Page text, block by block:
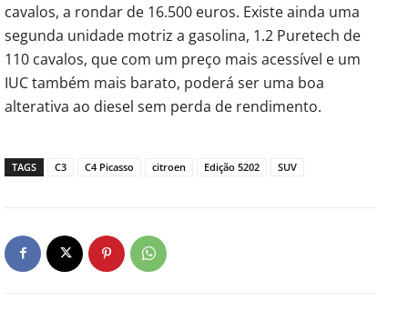
cavalos, a rondar de 16.500 euros. Existe ainda uma
segunda unidade motriz a gasolina, 1.2 Puretech de
110 cavalos, que com um preço mais acessível e um
IUC também mais barato, poderá ser uma boa
alterativa ao diesel sem perda de rendimento.
TAGS C3 C4 Picasso citroen Edição 5202 SUV